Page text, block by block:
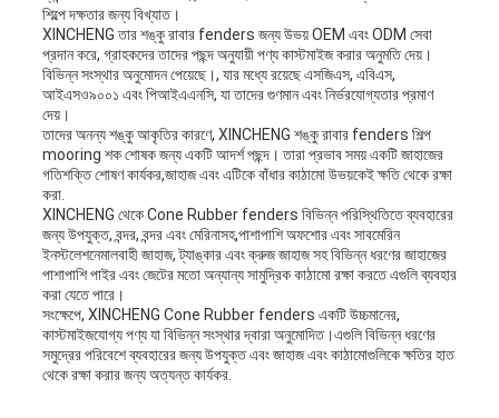
শিল্পে দক্ষতার জন্য বিখ্যাত।
XINCHENG তার শঙ্কু রাবার fenders জন্য উভয় OEM এবং ODM সেবা
প্রদান করে, গ্রাহকদের তাদের পছন্দ অনুযায়ী পণ্য কাস্টমাইজ করার অনুমতি দেয়।
বিভিন্ন সংস্থার অনুমোদন পেয়েছে।, যার মধ্যে রয়েছে এসজিএস, এবিএস,
আইএসও৯০০১ এবং পিআইএএনসি, যা তাদের গুণমান এবং নির্ভরযোগ্যতার প্রমাণ
দেয়।
তাদের অনন্য শঙ্কু আকৃতির কারণে, XINCHENG শঙ্কু রাবার fenders শিল্প
mooring শক শোষক জন্য একটি আদর্শ পছন্দ। তারা প্রভাব সময় একটি জাহাজের
গতিশক্তি শোষণ কার্যকর,জাহাজ এবং এটিকে বাঁধার কাঠামো উভয়কেই ক্ষতি থেকে রক্ষা
করা.
XINCHENG থেকে Cone Rubber fenders বিভিন্ন পরিস্থিতিতে ব্যবহারের
জন্য উপযুক্ত, বন্দর, বন্দর এবং মেরিনাসহ,পাশাপাশি অফশোর এবং সাবমেরিন
ইনস্টলেশনেমালবাহী জাহাজ, ট্যাঙ্কার এবং ক্রুজ জাহাজ সহ বিভিন্ন ধরণের জাহাজের
পাশাপাশি পাইর এবং জেটের মতো অন্যান্য সামুদ্রিক কাঠামো রক্ষা করতে এগুলি ব্যবহার
করা যেতে পারে।
সংক্ষেপে, XINCHENG Cone Rubber fenders একটি উচ্চমানের,
কাস্টমাইজযোগ্য পণ্য যা বিভিন্ন সংস্থার দ্বারা অনুমোদিত।এগুলি বিভিন্ন ধরণের
সমুদ্রের পরিবেশে ব্যবহারের জন্য উপযুক্ত এবং জাহাজ এবং কাঠামোগুলিকে ক্ষতির হাত
থেকে রক্ষা করার জন্য অত্যন্ত কার্যকর.